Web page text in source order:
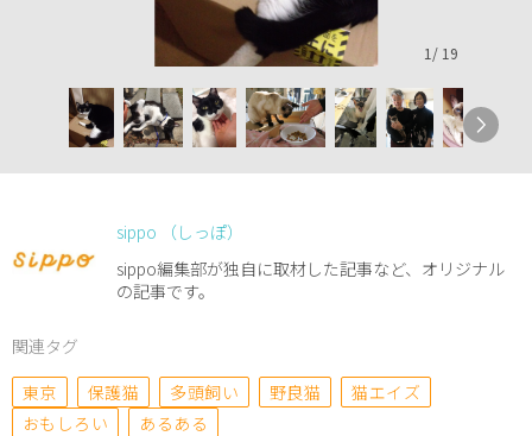
1 / 19
sippo （しっぽ）
sippo編集部が独自に取材した記事など、オリジナル
の記事です。
関連タグ
東京
保護猫 多頭飼い 野良猫
猫エイズ
おもしろい
あるある